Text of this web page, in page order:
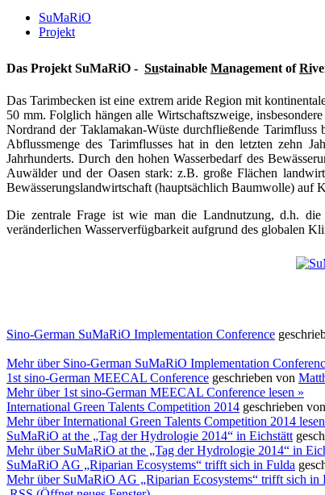
SuMaRiO
Projekt
Das Projekt SuMaRiO - Sustainable Management ofRi
Das Tarimbecken ist eine extrem aride Region mit
50 mm. Folglich hängen alle Wirtschaftszweige,
Nordrand der Taklamakan-Wüste durchfließende
Abflussmenge des Tarimflusses hat in den letzten zehn
Jahrhunderts. Durch den hohen Wasserbedarf des
Auwälder und der Oasen stark: z.B. große Flächen
Bewässerungslandwirtschaft (hauptsächlich Baumwolle) auf
Die zentrale Frage ist wie man die Landnutzung, d.h. die
veränderlichen Wasserverfügbarkeit aufgrund des globalen
Sino-German SuMaRiO Implementation Conference
Mehrüber Sino-German SuMaRiO Implementation
1st sino-German MEECAL Conference geschrieben von
Mehrüber 1st sino-German MEECAL Conference lesen »
International Green Talents Competition 2014 geschrieben von
Mehrüber International Green Talents Competition 2014
SuMaRiO at the „Tag der Hydrologie 2014“ in Eichstätt
Mehrüber SuMaRiO at the „Tag der Hydrologie 2014“ in
SuMaRiO AG „Riparian Ecosystems“ trifft sich in Fulda
Mehrüber SuMaRiO AG „Riparian Ecosystems“ trifft sich in